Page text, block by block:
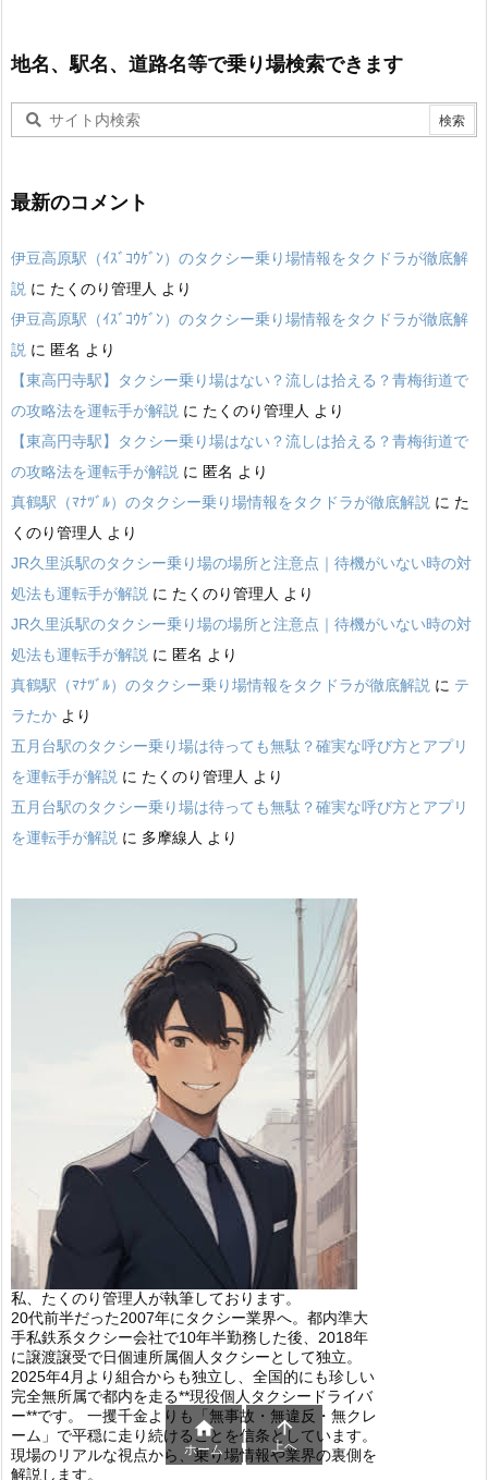
地名、駅名、道路名等で乗り場検索できます
最新のコメント
伊豆高原駅（ｲｽﾞｺｳｹﾞﾝ）のタクシー乗り場情報をタクドラが徹底解
説 に たくのり管理人 より
伊豆高原駅（ｲｽﾞｺｳｹﾞﾝ）のタクシー乗り場情報をタクドラが徹底解
説 に 匿名 より
【東高円寺駅】タクシー乗り場はない？流しは拾える？青梅街道で
の攻略法を運転手が解説 に たくのり管理人 より
【東高円寺駅】タクシー乗り場はない？流しは拾える？青梅街道で
の攻略法を運転手が解説 に 匿名 より
真鶴駅（ﾏﾅﾂﾞﾙ）のタクシー乗り場情報をタクドラが徹底解説 に た
くのり管理人 より
JR久里浜駅のタクシー乗り場の場所と注意点｜待機がいない時の対
処法も運転手が解説 に たくのり管理人 より
JR久里浜駅のタクシー乗り場の場所と注意点｜待機がいない時の対
処法も運転手が解説 に 匿名 より
真鶴駅（ﾏﾅﾂﾞﾙ）のタクシー乗り場情報をタクドラが徹底解説 に テ
ラたか より
五月台駅のタクシー乗り場は待っても無駄？確実な呼び方とアプリ
を運転手が解説 に たくのり管理人 より
五月台駅のタクシー乗り場は待っても無駄？確実な呼び方とアプリ
を運転手が解説 に 多摩線人 より
私、たくのり管理人が執筆しております。
20代前半だった2007年にタクシー業界へ。都内準大
手私鉄系タクシー会社で10年半勤務した後、2018年
に譲渡譲受で日個連所属個人タクシーとして独立。
2025年4月より組合からも独立し、全国的にも珍しい
完全無所属で都内を走る**現役個人タクシードライバ
ー**です。 一攫千金よりも「無事故・無違反・無クレ
ーム」で平穏に走り続けることを信条としています。
現場のリアルな視点から、乗り場情報や業界の裏側を
解説します。

ホーム

上へ